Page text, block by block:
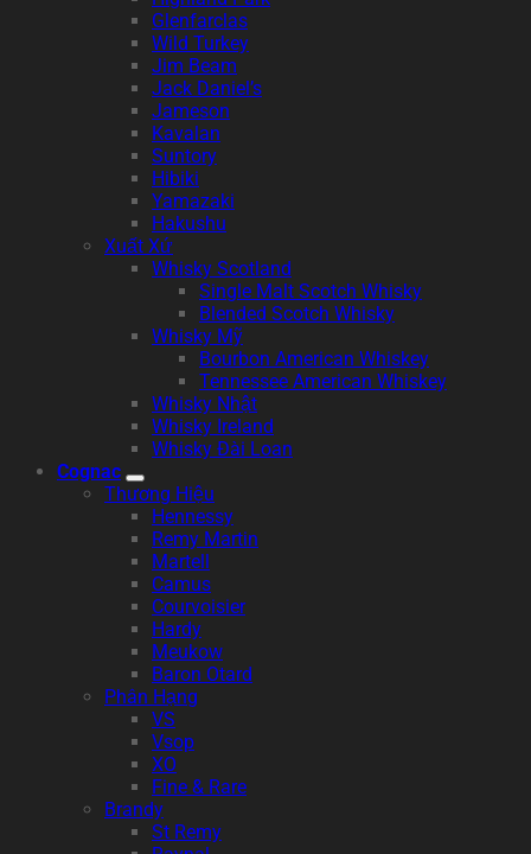
Glenfarclas
Wild Turkey
Jim Beam
Jack Daniel’s
Jameson
Kavalan
Suntory
Hibiki
Yamazaki
Hakushu
Xuất Xứ
Whisky Scotland
Single Malt Scotch Whisky
Blended Scotch Whisky
Whisky Mỹ
Bourbon American Whiskey
Tennessee American Whiskey
Whisky Nhật
Whisky Ireland
Whisky Đài Loan
Cognac
Thương Hiệu
Hennessy
Remy Martin
Martell
Camus
Courvoisier
Hardy
Meukow
Baron Otard
Phân Hạng
VS
Vsop
XO
Fine & Rare
Brandy
St Remy